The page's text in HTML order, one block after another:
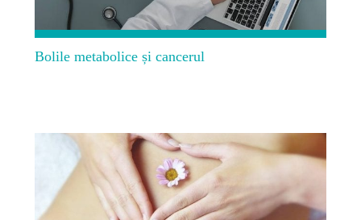
Bolile metabolice și cancerul